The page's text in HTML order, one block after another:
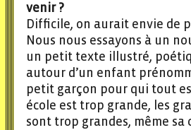
venir ?
Difficile, on aurait envie de
Nous nous essayons à un
un petit texte illustré,
autour d’un enfant
petit garçon pour qui tout
école est trop grande, les
sont trop grandes, même sa